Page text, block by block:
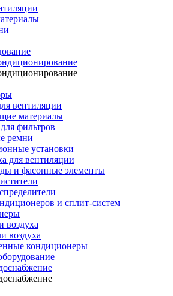
вентиляции
материалы
фильтров
ремни
установки
для вентиляции
и фасонные элементы
и сплит-систем
воздуха
воздуха
кондиционеры